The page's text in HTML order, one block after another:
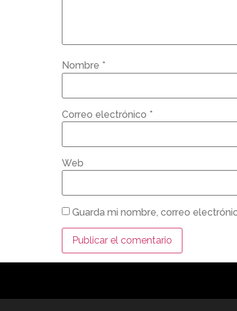
Nombre *
Correo electrónico *
Web
Guarda mi nombre, correo